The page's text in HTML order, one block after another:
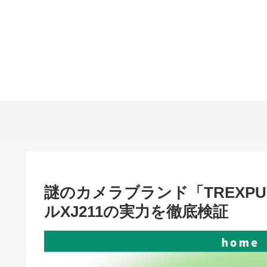
謎のカメラブランド「
ルXJ211の実力を徹底検証